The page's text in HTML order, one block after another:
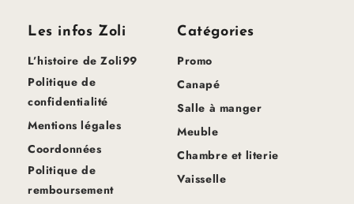
Les infos Zoli
L’histoire de Zoli99
Politique de
confidentialité
Mentions légales
Coordonnées
Politique de
remboursement
Catégories
Promo
Canapé
Salle à manger
Meuble
Chambre et literie
Vaisselle